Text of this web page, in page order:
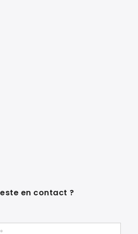
en contact ?